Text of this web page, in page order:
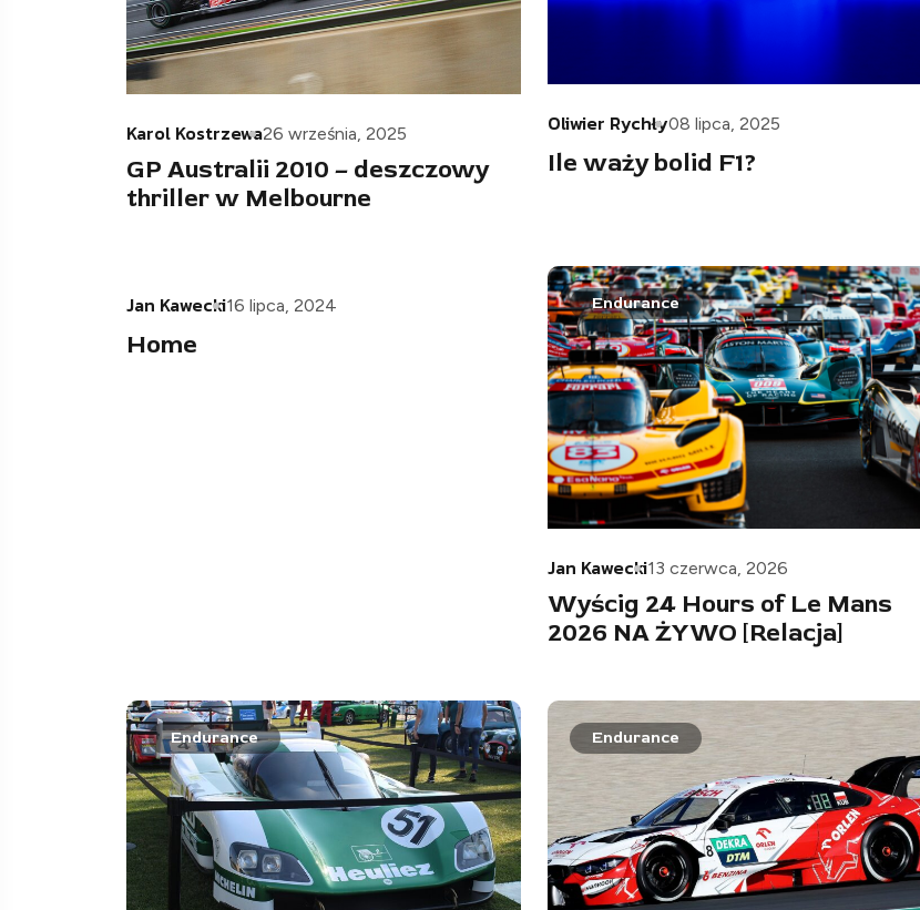
Karol Kostrzewa26 września, 2025
GP Australii 2010 – deszczowy
thriller w Melbourne
Oliwier Rychły08 lipca, 2025
Ile waży bolid F1?
Jan Kawecki16 lipca, 2024
Home
Endurance
Jan Kawecki13 czerwca, 2026
Wyścig 24 Hours of Le Mans
2026 NA ŻYWO [Relacja]
Endurance Endurance